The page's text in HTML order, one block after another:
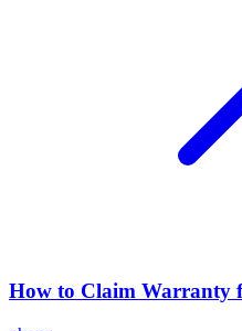
How to Claim Warranty